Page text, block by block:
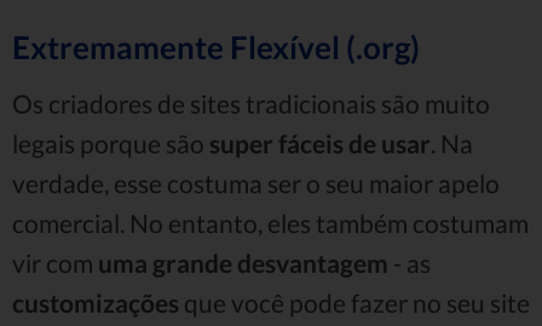
Extremamente Flexível (.org)
Os criadores de sites tradicionais são muito
legais porque são super fáceis de usar. Na
verdade, esse costuma ser o seu maior apelo
comercial. No entanto, eles também costumam
vir com uma grande desvantagem - as
customizações que você pode fazer no seu site